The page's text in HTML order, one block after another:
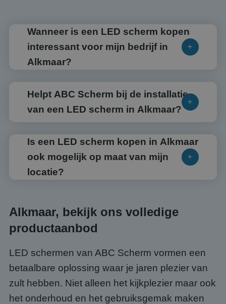
Wanneer is een LED scherm kopen
interessant voor mijn bedrijf in
Alkmaar?
Helpt ABC Scherm bij de installatie
van een LED scherm in Alkmaar?
Is een LED scherm kopen in Alkmaar
ook mogelijk op maat van mijn
locatie?
Alkmaar, bekijk ons volledige
productaanbod
LED schermen van ABC Scherm vormen een
betaalbare oplossing waar je jaren plezier van
zult hebben. Niet alleen het kijkplezier maar ook
het onderhoud en het gebruiksgemak maken